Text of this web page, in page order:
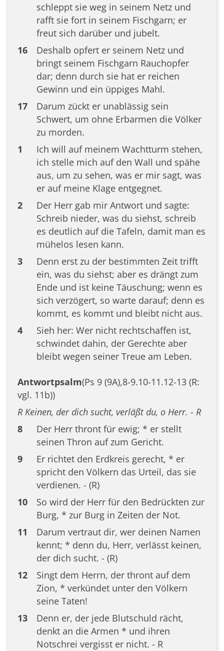
schleppt sie weg in seinem Netz und
rafft sie fort in seinem Fischgarn; er
freut sich darüber und jubelt.
16
Deshalb opfert er seinem Netz und
bringt seinem Fischgarn Rauchopfer
dar; denn durch sie hat er reichen
Gewinn und ein üppiges Mahl.
17
Darum zückt er unablässig sein
Schwert, um ohne Erbarmen die Völker
zu morden.
1
Ich will auf meinem Wachtturm stehen,
ich stelle mich auf den Wall und spähe
aus, um zu sehen, was er mir sagt, was
er auf meine Klage entgegnet.
2
Der Herr gab mir Antwort und sagte:
Schreib nieder, was du siehst, schreib
es deutlich auf die Tafeln, damit man es
mühelos lesen kann.
3
Denn erst zu der bestimmten Zeit trifft
ein, was du siehst; aber es drängt zum
Ende und ist keine Täuschung; wenn es
sich verzögert, so warte darauf; denn es
kommt, es kommt und bleibt nicht aus.
4
Sieh her: Wer nicht rechtschaffen ist,
schwindet dahin, der Gerechte aber
bleibt wegen seiner Treue am Leben.
Antwortpsalm(Ps 9 (9A),8-9.10-11.12-13 (R:
vgl. 11b))
R Keinen, der dich sucht, verläßt du, o Herr. - R
8
Der Herr thront für ewig; * er stellt
seinen Thron auf zum Gericht.
9
Er richtet den Erdkreis gerecht, * er
spricht den Völkern das Urteil, das sie
verdienen. - (R)
10
So wird der Herr für den Bedrückten zur
Burg, * zur Burg in Zeiten der Not.
11
Darum vertraut dir, wer deinen Namen
kennt; * denn du, Herr, verlässt keinen,
der dich sucht. - (R)
12
Singt dem Herrn, der thront auf dem
Zion, * verkündet unter den Völkern
seine Taten!
13
Denn er, der jede Blutschuld rächt,
denkt an die Armen * und ihren
Notschrei vergisst er nicht. - R